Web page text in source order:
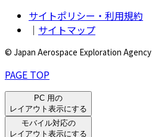
サイトポリシー・利用規約
｜ サイトマップ
© Japan Aerospace Exploration Agency
PAGE TOP
PC 用の
レイアウト表示にする
モバイル対応の
レイアウト表示にする